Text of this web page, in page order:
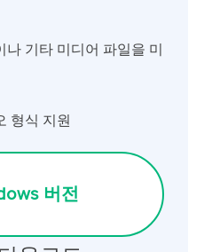
기타 미디어 파일을 미
형식 지원
버전